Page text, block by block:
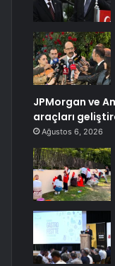
JPMorgan ve
araçları
Ağustos 6, 2026